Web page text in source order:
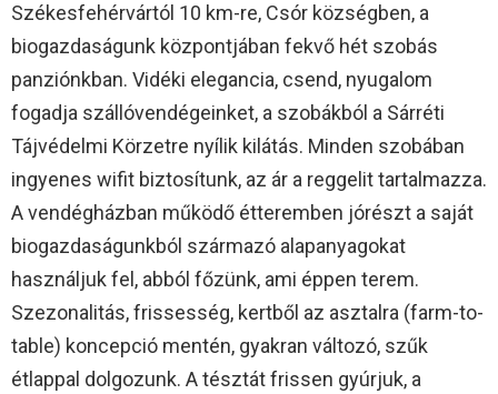
Székesfehérvártól 10 km-re, Csór községben, a
biogazdaságunk központjában fekvő hét szobás
panziónkban. Vidéki elegancia, csend, nyugalom
fogadja szállóvendégeinket, a szobákból a Sárréti
Tájvédelmi Körzetre nyílik kilátás. Minden szobában
ingyenes wifit biztosítunk, az ár a reggelit tartalmazza.
A vendégházban működő étteremben jórészt a saját
biogazdaságunkból származó alapanyagokat
használjuk fel, abból főzünk, ami éppen terem.
Szezonalitás, frissesség, kertből az asztalra (farm-to-
table) koncepció mentén, gyakran változó, szűk
étlappal dolgozunk. A tésztát frissen gyúrjuk, a